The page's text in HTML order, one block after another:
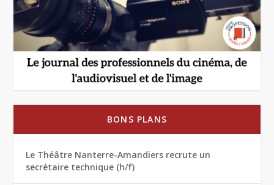
BONS PLANS
Le Théâtre Nanterre-Amandiers recrute un
secrétaire technique (h/f)